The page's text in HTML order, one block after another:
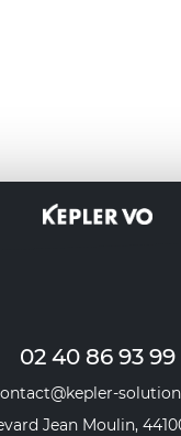
02 40 86 93 99
Jean Moulin,